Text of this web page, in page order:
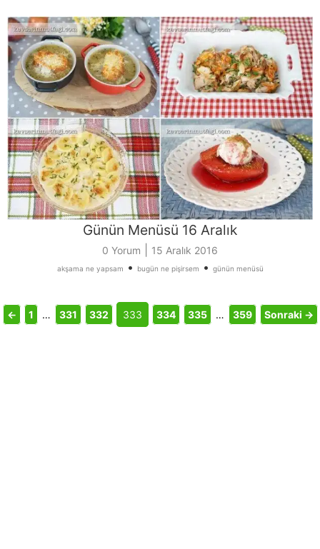
Günün Menüsü 16 Aralık
0 Yorum 15 Aralık 2016
akşama ne yapsam • bugün ne pişirsem • günün menüsü
← 1 … 331 332 333 334 335 … 359 Sonraki →